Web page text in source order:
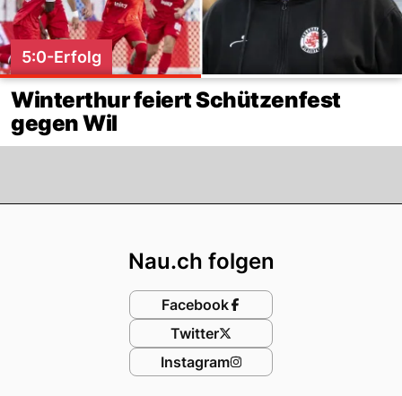
5:0-Erfolg
Winterthur feiert Schützenfest
gegen Wil
Nau.ch folgen
Facebook
Twitter
Instagram